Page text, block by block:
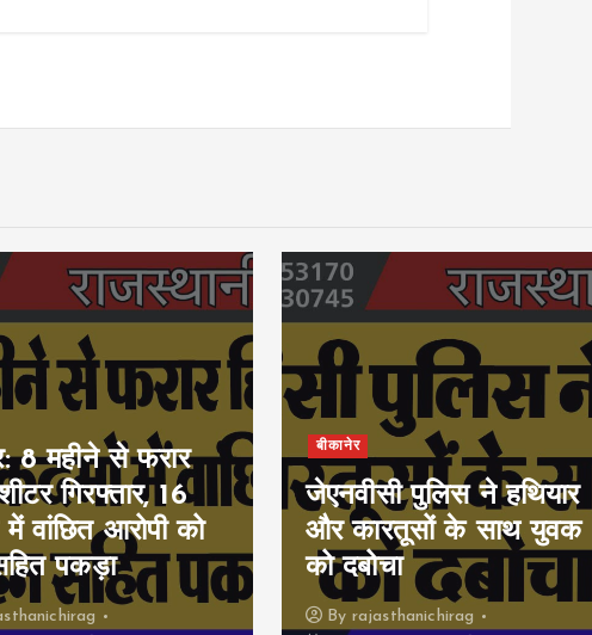
8 महीने से फरार
गिरफ्तार, 16
वांछित आरोपी को
पकड़ा
बीकानेर
जेएनवीसी पुलिस ने हथियार
और कारतूसों के साथ युवक
को दबोचा
By rajasthanichirag